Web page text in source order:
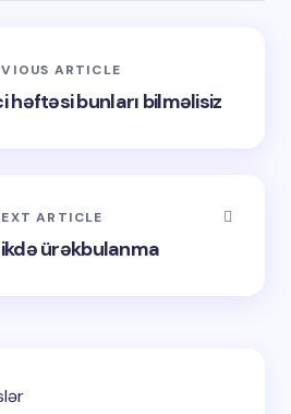
ARTICLE
həftəsi bunları bilməlisiz
ARTICLE
ürəkbulanma